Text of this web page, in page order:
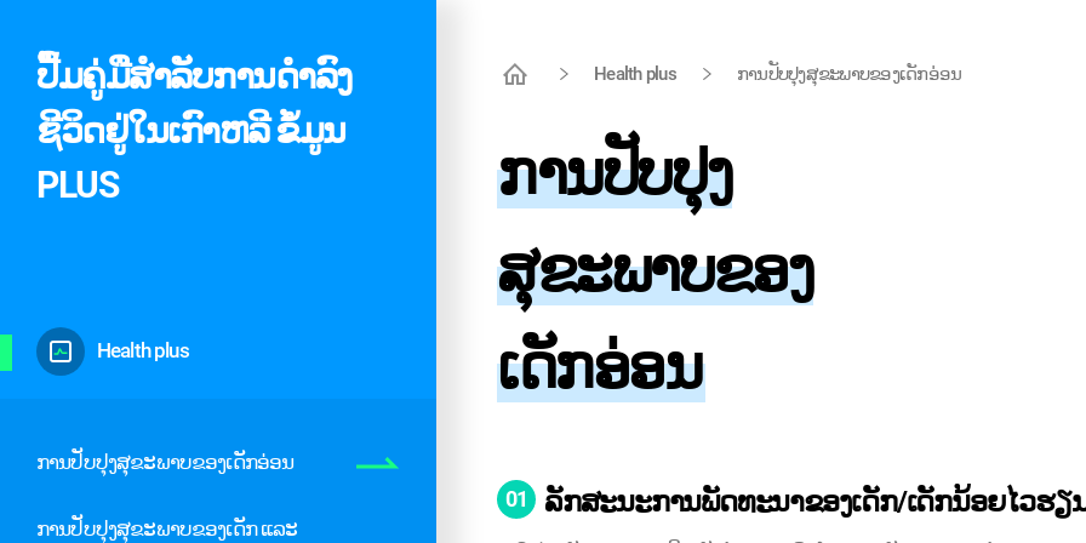
ປື້ມຄູ່ມືສໍາລັບການດໍາລົງ
ຊີວິດຢູ່ໃນເກົາຫລີ ຂໍ້ມູນ
PLUS
Health plus
ການປັບປຸງສຸຂະພາບຂອງເດັກອ່ອນ
ການປັບປຸງສຸຂະພາບຂອງເດັກ ແລະ
Health plus ການປັບປຸງສຸຂະພາບຂອງເດັກອ່ອນ
ການປັບປຸງ
ສຸຂະພາບຂອງ
ເດັກອ່ອນ
01 ລັກສະນະການພັດທະນາຂອງເດັກ/ເດັກນ້ອຍໄວຮຽ